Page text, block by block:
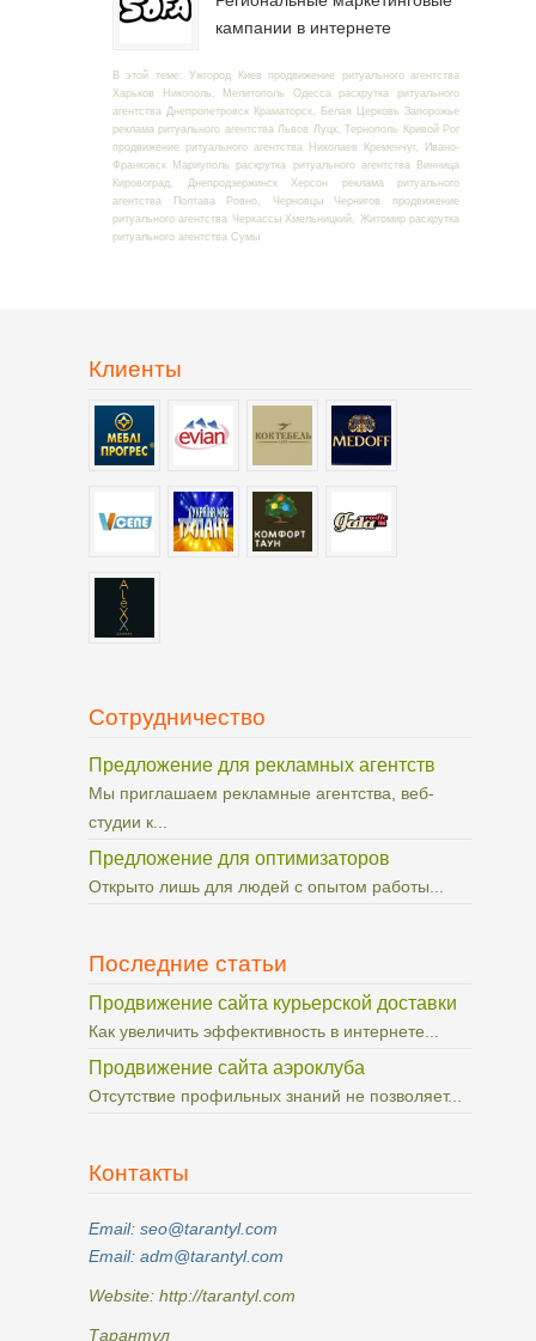
кампании в интернете
В этой теме: Ужгород Киев продвижение ритуального агентства
Харьков Никополь, Мелитополь Одесса раскрутка ритуального
агентства Днепропетровск Краматорск, Белая Церковь Запорожье
реклама ритуального агентства Львов Луцк, Тернополь Кривой Рог
продвижение ритуального агентства Николаев Кременчуг, Ивано-
Франковск Мариуполь раскрутка ритуального агентства Винница
Кировоград, Днепродзержинск Херсон реклама ритуального
агентства Полтава Ровно, Черновцы Чернигов продвижение
ритуального агентства Черкассы Хмельницкий, Житомир раскрутка
ритуального агентства Сумы
Клиенты
Сотрудничество
Предложение для рекламных агентств
Мы приглашаем рекламные агентства, веб-
студии к...
Предложение для оптимизаторов
Открыто лишь для людей с опытом работы...
Последние статьи
Продвижение сайта курьерской доставки
Как увеличить эффективность в интернете...
Продвижение сайта аэроклуба
Отсутствие профильных знаний не позволяет...
Контакты
Email: seo@tarantyl.com
Email: adm@tarantyl.com
Website: http://tarantyl.com
Тарантул